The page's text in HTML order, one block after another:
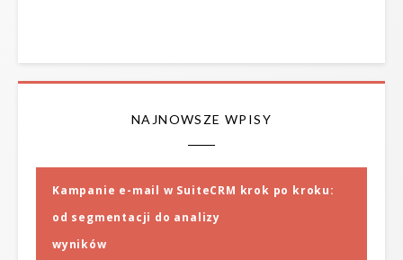
NAJNOWSZE WPISY
Kampanie e-mail w SuiteCRM krok po kroku:
od segmentacji do analizy
wyników